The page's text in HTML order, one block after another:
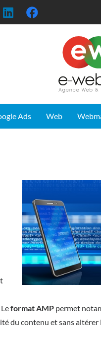
Ads Web
format AMP permet
du contenu et sans altérer